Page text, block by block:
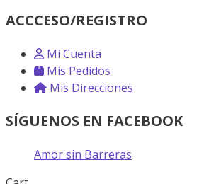
ACCCESO/REGISTRO
Mi Cuenta
Mis Pedidos
Mis Direcciones
SÍGUENOS EN FACEBOOK
Amor sin Barreras